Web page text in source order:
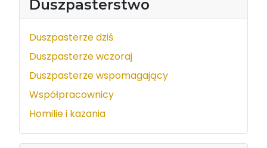
Duszpasterstwo
Duszpasterze dziś
Duszpasterze wczoraj
Duszpasterze wspomagający
Współpracownicy
Homilie i kazania